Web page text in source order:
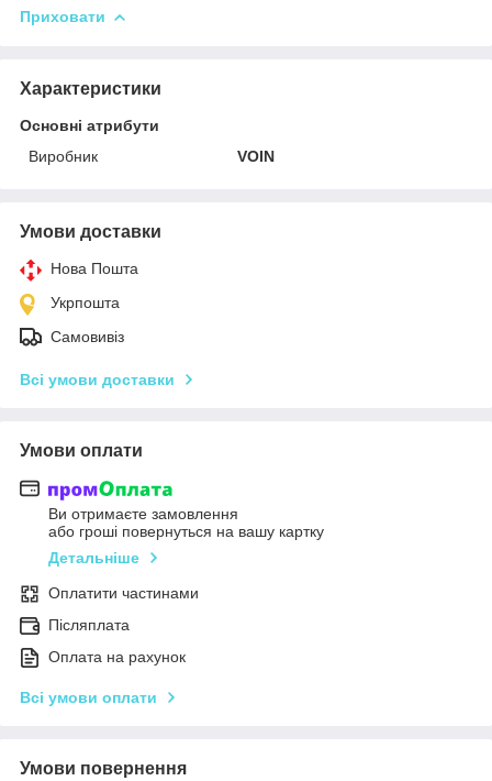
Приховати
Характеристики
Основні атрибути
Виробник
VOIN
Умови доставки
Нова Пошта
Укрпошта
Самовивіз
Всі умови доставки
Умови оплати
Ви отримаєте замовлення
або гроші повернуться на вашу картку
Детальніше
Оплатити частинами
Післяплата
Оплата на рахунок
Всі умови оплати
Умови повернення